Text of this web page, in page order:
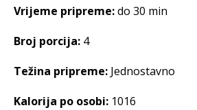
Vrijeme pripreme:do 30 min
Broj porcija: 4
Težina pripreme: Jednostavno
Kalorija po osobi: 1016